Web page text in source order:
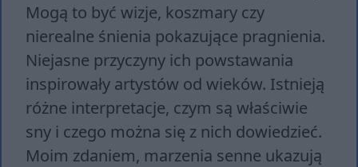
Mogą to być wizje, koszmary czy
nierealne śnienia pokazujące pragnienia.
Niejasne przyczyny ich powstawania
inspirowały artystów od wieków. Istnieją
różne interpretacje, czym są właściwie
sny i czego można się z nich dowiedzieć.
Moim zdaniem, marzenia senne ukazują